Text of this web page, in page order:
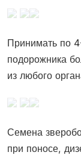
Принимать по
подорожника
из любого
Семена
при поносе,